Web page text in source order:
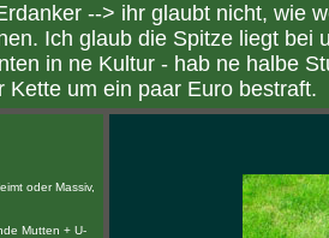
--> ihr glaubt nicht, wie
Ich glaub die Spitze liegt bei
in ne Kultur - hab ne halbe
Kette um ein paar Euro bestraft.
oder Massiv,
Mutten + U-